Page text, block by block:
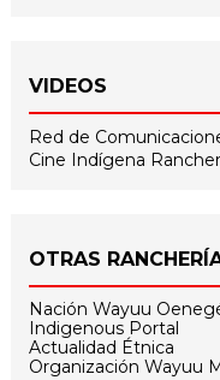
VIDEOS
Red de
Cine Indígena
OTRAS
Nación Wayuu
Indigenous Portal
Actualidad Étnica
Organización Wayuu